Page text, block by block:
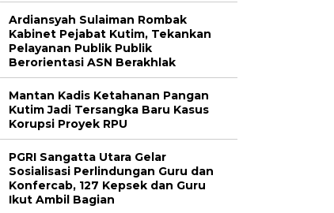
Ardiansyah Sulaiman Rombak
Kabinet Pejabat Kutim, Tekankan
Pelayanan Publik Publik
Berorientasi ASN Berakhlak
Mantan Kadis Ketahanan Pangan
Kutim Jadi Tersangka Baru Kasus
Korupsi Proyek RPU
PGRI Sangatta Utara Gelar
Sosialisasi Perlindungan Guru dan
Konfercab, 127 Kepsek dan Guru
Ikut Ambil Bagian